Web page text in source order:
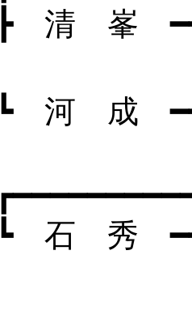
峯
成
━┳